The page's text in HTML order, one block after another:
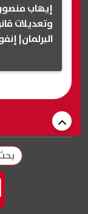
وتعديلات
البرلمان|
بحث